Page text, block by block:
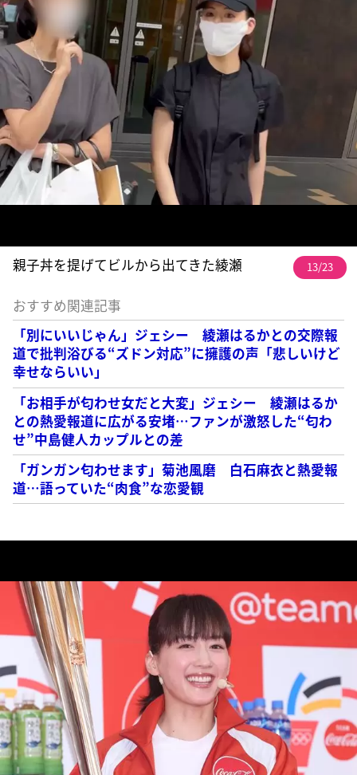
親子丼を提げてビルから出てきた綾瀬 13/23
おすすめ関連記事
「別にいいじゃん」ジェシー 綾瀬はるかとの交際報
道で批判浴びる“ズドン対応”に擁護の声「悲しいけど
幸せならいい」
「お相手が匂わせ女だと大変」ジェシー 綾瀬はるか
との熱愛報道に広がる安堵…ファンが激怒した“匂わ
せ”中島健人カップルとの差
「ガンガン匂わせます」菊池風磨 白石麻衣と熱愛報
道…語っていた“肉食”な恋愛観